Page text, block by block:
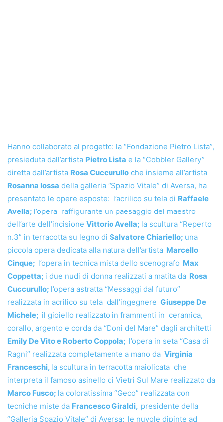
Hanno collaborato al progetto: la “Fondazione Pietro Lista”,
presieduta dall’artista Pietro Lista e la “Cobbler Gallery”
diretta dall’artista Rosa Cuccurullo che insieme all’artista
Rosanna Iossa della galleria “Spazio Vitale” di Aversa, ha
presentato le opere esposte: l’acrilico su tela di Raffaele
Avella; l’opera raffigurante un paesaggio del maestro
dell’arte dell’incisione Vittorio Avella; la scultura “Reperto
n.3” in terracotta su legno di Salvatore Chiariello; una
piccola opera dedicata alla natura dell’artista Marcello
Cinque; l’opera in tecnica mista dello scenografo Max
Coppetta; i due nudi di donna realizzati a matita da Rosa
Cuccurullo; l’opera astratta “Messaggi dal futuro”
realizzata in acrilico su tela dall’ingegnere Giuseppe De
Michele; il gioiello realizzato in frammenti in ceramica,
corallo, argento e corda da “Doni del Mare” dagli architetti
Emily De Vito e Roberto Coppola; l’opera in seta “Casa di
Ragni” realizzata completamente a mano da Virginia
Franceschi, la scultura in terracotta maiolicata che
interpreta il famoso asinello di Vietri Sul Mare realizzato da
Marco Fusco; la coloratissima “Geco” realizzata con
tecniche miste da Francesco Giraldi, presidente della
“Galleria Spazio Vitale” di Aversa; le nuvole dipinte ad